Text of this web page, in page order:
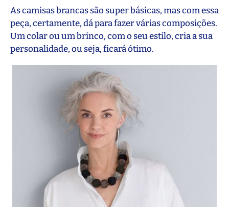
As camisas brancas são super básicas, mas com essa
peça, certamente, dá para fazer várias composições.
Um colar ou um brinco, com o seu estilo, cria a sua
personalidade, ou seja, ficará ótimo.